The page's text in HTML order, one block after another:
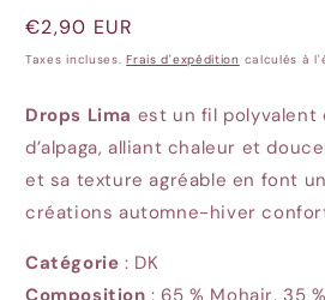
Prix
habituel
€2,90 EUR
Taxes incluses.Frais d'expédition calculés à
Drops Lima est un fil polyvalent
d’alpaga, alliant chaleur et
et sa texture agréable en font
créations automne-hiver
Catégorie : DK
Composition : 65 % Mohair, 35